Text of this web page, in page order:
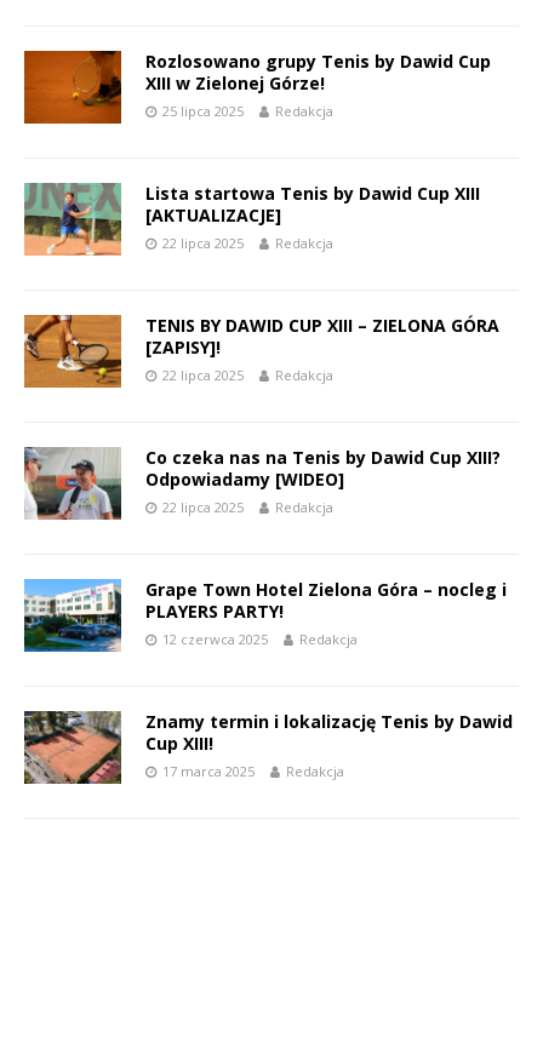
Rozlosowano grupy Tenis by Dawid Cup
XIII w Zielonej Górze!
25 lipca 2025 Redakcja
Lista startowa Tenis by Dawid Cup XIII
[AKTUALIZACJE]
22 lipca 2025 Redakcja
TENIS BY DAWID CUP XIII – ZIELONA GÓRA
[ZAPISY]!
22 lipca 2025 Redakcja
Co czeka nas na Tenis by Dawid Cup XIII?
Odpowiadamy [WIDEO]
22 lipca 2025 Redakcja
Grape Town Hotel Zielona Góra – nocleg i
PLAYERS PARTY!
12 czerwca 2025 Redakcja
Znamy termin i lokalizację Tenis by Dawid
Cup XIII!
17 marca 2025 Redakcja